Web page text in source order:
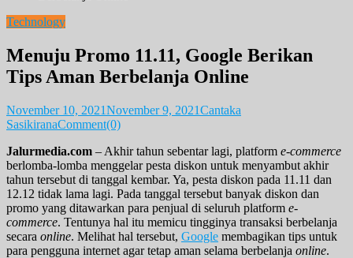
Technology
Menuju Promo 11.11, Google Berikan
Tips Aman Berbelanja Online
November 10, 2021November 9, 2021Cantaka
SasikiranaComment(0)
Jalurmedia.com – Akhir tahun sebentar lagi, platform e-commerce
berlomba-lomba menggelar pesta diskon untuk menyambut akhir
tahun tersebut di tanggal kembar. Ya, pesta diskon pada 11.11 dan
12.12 tidak lama lagi. Pada tanggal tersebut banyak diskon dan
promo yang ditawarkan para penjual di seluruh platform e-
commerce. Tentunya hal itu memicu tingginya transaksi berbelanja
secara online. Melihat hal tersebut, Google membagikan tips untuk
para pengguna internet agar tetap aman selama berbelanja online.